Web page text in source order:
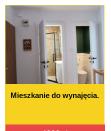
Mieszkanie do wynajęcia.